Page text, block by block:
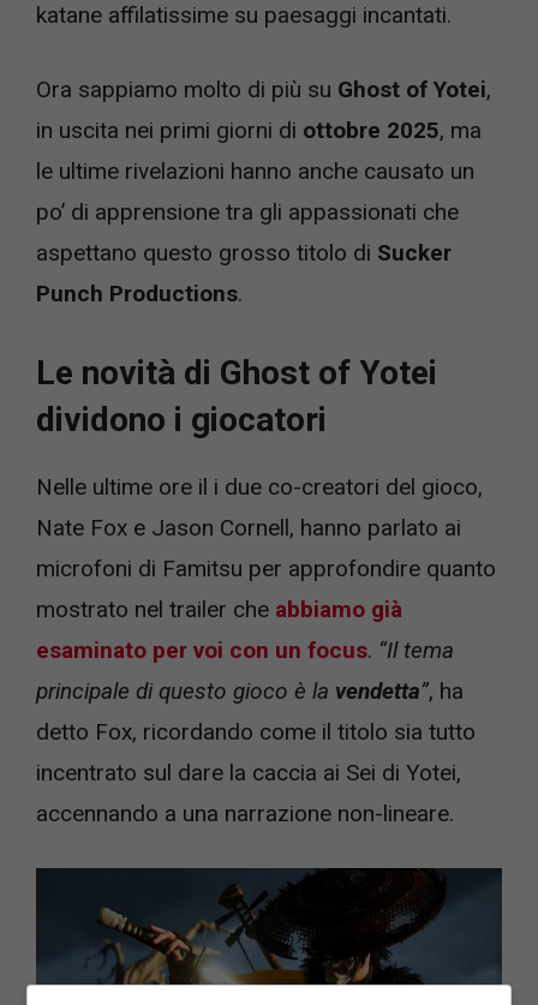
katane affilatissime su paesaggi incantati.
Ora sappiamo molto di più su Ghost of Yotei,
in uscita nei primi giorni di ottobre 2025, ma
le ultime rivelazioni hanno anche causato un
po’ di apprensione tra gli appassionati che
aspettano questo grosso titolo di Sucker
Punch Productions.
Le novità di Ghost of Yotei
dividono i giocatori
Nelle ultime ore il i due co-creatori del gioco,
Nate Fox e Jason Cornell, hanno parlato ai
microfoni di Famitsu per approfondire quanto
mostrato nel trailer che abbiamo già
esaminato per voi con un focus. “Il tema
principale di questo gioco è la vendetta”, ha
detto Fox, ricordando come il titolo sia tutto
incentrato sul dare la caccia ai Sei di Yotei,
accennando a una narrazione non-lineare.